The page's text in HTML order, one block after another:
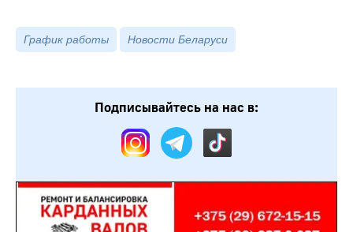
График работы Новости Беларуси
Подписывайтесь на нас в: